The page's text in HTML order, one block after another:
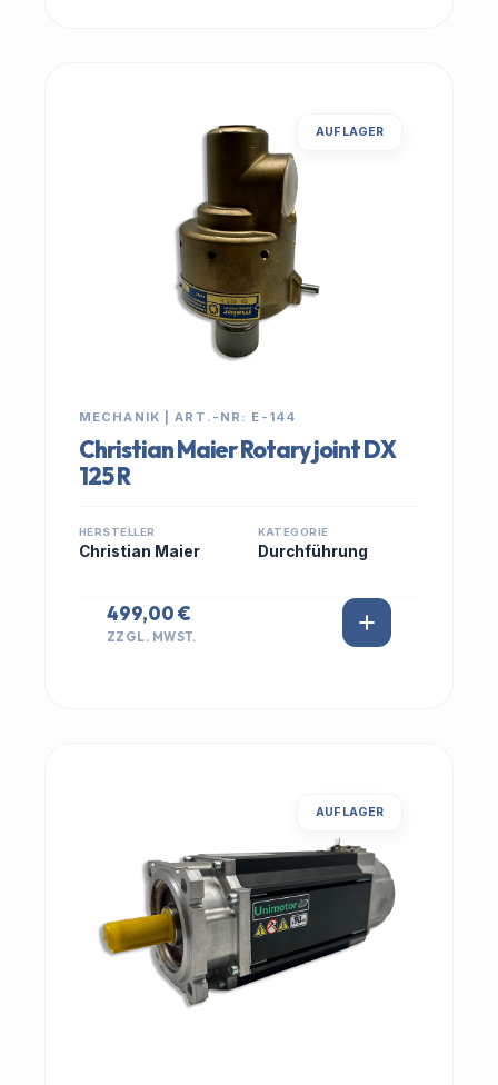
AUF LAGER
MECHANIK | ART.-NR: E-144
Christian Maier Rotary joint DX
125 R
HERSTELLER
Christian Maier
KATEGORIE
Durchführung
499,00 €
ZZGL. MWST.
AUF LAGER